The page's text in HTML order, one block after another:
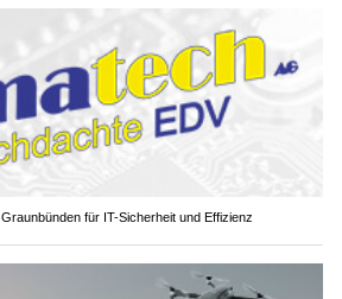
für IT-Sicherheit und Effizienz